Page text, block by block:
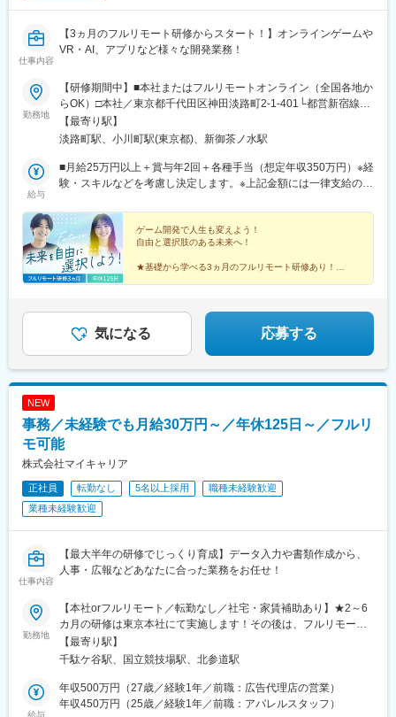
仕事内容
【3ヵ月のフルリモート研修からスタート！】オンラインゲームや
VR・AI、アプリなど様々な開発業務！
勤務地
【研修期間中】■本社またはフルリモートオンライン（全国各地か
らOK）□本社／東京都千代田区神田淡路町2-1-401└都営新宿線
「小川町駅」より徒歩1分└東京メトロ丸ノ内線「淡路町駅」より
徒歩2分└東京メトロ千代田線「新御茶ノ水駅」より徒歩3【研修
地は希望を考慮します。※転居を伴う転勤はありません。※すべて
徒歩10分以内の駅チカオフィスです。※フルリモート・在宅勤
【最寄り駅】
淡路町駅、小川町駅(東京都)、新御茶ノ水駅
給与
■月給25万円以上＋賞与年2回＋各種手当（想定年収350万円）※経
験・スキルなどを考慮し決定します。※上記金額には一律支給の住
（期間中は月給23万円以上で、その他の待遇に変更なし）☆経験
がある方は、現職・前職給与を考慮します。☆明確な評価制度あ
り。個人の頑張りに応じて評価します。【年収アップイメージ】
年収450万円（未経験入社2年目）年収590万円（未経験入社3年
目）年収770万円（未経験入社5年目）
ゲーム開発で人生も変えよう！
自由と選択肢のある未来へ！
★基礎から学べる3ヵ月のフルリモート研修あり！
★土日祝休み、年休125日でオフも充実♪
気になる 応募する
NEW
事務／未経験でも月給30万円～／年休125日～／フルリ
モ可能
株式会社マイキャリア
正社員 転勤なし 5名以上採用
職種未経験歓迎
業種未経験歓迎
仕事内容
【最大半年の研修でじっくり育成】データ入力や書類作成から、
人事・広報などあなたに合った業務をお任せ！
勤務地
【本社orフルリモート／転勤なし／社宅・家賃補助あり】★2～6
カ月の研修は東京本社にて実施します！その後は、フルリモート
の相談も可能です◎本社：東京都渋谷区千駄ヶ谷1-11-14 ビジデ
ンス千駄ヶ谷603＜ アクセス ＞・JR中央本線「千駄ケ谷駅」より
京メトロ副都心線「北参道駅」より徒歩7分・JR山手線「原宿
駅」より徒歩9分※受動喫煙対策：屋内喫煙可能場所あり
【最寄り駅】
千駄ケ谷駅、国立競技場駅、北参道駅
給与
年収500万円（27歳／経験1年／前職：広告代理店の営業）
年収450万円（25歳／経験1年／前職：アパレルスタッフ）